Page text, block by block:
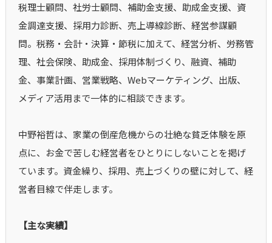
税理士顧問、社労士顧問、補助金支援、助成金支援、資
金調達支援、採用力診断、売上導線診断、経営参謀顧
問。税務・会計・決算・節税に加えて、経営分析、労務管
理、社会保険、助成金、採用体制づくり、融資、補助
金、事業計画、営業戦略、Webマーケティング、出版、
メディア活用まで一体的に相談できます。
中野裕哲は、家業の倒産危機からの壮絶な貧乏体験を原
点に、お金で苦しむ経営者をひとりにしないことを掲げ
ています。資金繰り、採用、売上づくりの壁に対して、経
営者目線で伴走します。
【主な実績】